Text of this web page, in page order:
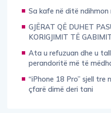
Sa kafe në ditë ndihmon
GJËRAT QË DUHET
KORIGJIMIT TË
Ata u refuzuan dhe u
perandoritë më të
“iPhone 18 Pro” sjell tre
çfarë dimë deri tani